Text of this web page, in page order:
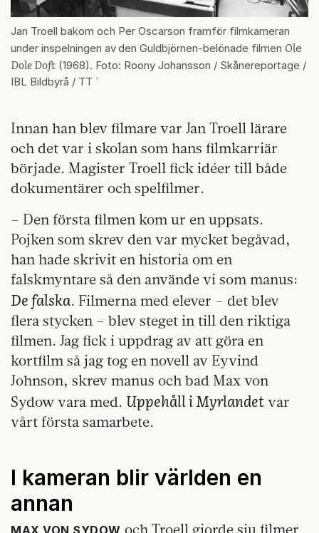
Jan Troell bakom och Per Oscarson framför filmkameran
under inspelningen avden Guldbjörnen-belönade filmen Ole
Dole Doft (1968). Foto: Roony Johansson / Skånereportage /
IBL Bildbyrå / TT ´
Innan han blev filmare var Jan Troell lärare
och det var i skolan som hans filmkarriär
började. Magister Troell fick idéer till både
dokumentärer och spelfilmer.
– Den första filmen kom ur en uppsats.
Pojken som skrev den var mycket begåvad,
han hade skrivit en historia om en
falskmyntare så den använde vi som manus:
De falska. Filmerna med elever – det blev
flera stycken – blev steget in till den riktiga
filmen. Jag fick i uppdrag av att göra en
kortfilm så jag tog en novell av Eyvind
Johnson, skrev manus och bad Max von
Sydow vara med. Uppehåll i Myrlandet var
vårt första samarbete.
I kameran blir världen en
annan
och Troell gjorde sju filmer